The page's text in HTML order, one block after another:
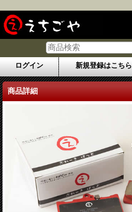
ログイン 新規登録はこちら
商品詳細